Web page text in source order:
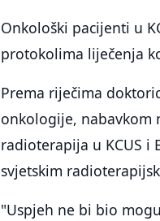
Onkološki pacijenti u
protokolima liječenja
Prema riječima
onkologije, nabavkom
radioterapija u KCUS
svjetskim
"Uspjeh ne bi bio